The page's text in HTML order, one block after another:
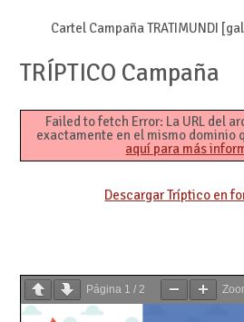
Cartel Campaña TRATIMUNDI
TRÍPTICO Campaña
Failed to fetch Error: La URL del
exactamente en el mismo dominio
aquí para más
Descargar Tríptico en
Página 1 / 2